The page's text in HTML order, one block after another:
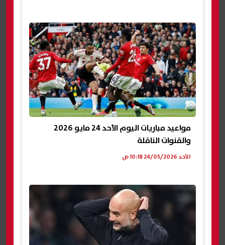
مواعيد مباريات اليوم الأحد 24 مايو 2026
والقنوات الناقلة
الأحد 24/05/2026 10:18 ص